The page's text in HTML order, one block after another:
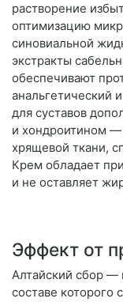
растворение
оптимизацию
синовиальной
экстракты
обеспечивают
анальгетический
для суставов
и хондроитином
хрящевой ткани,
Крем обладает
и не оставляет
Эффект от
Алтайский сбор —
составе которого